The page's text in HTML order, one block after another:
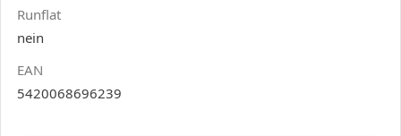
Runflat
nein
EAN
5420068696239